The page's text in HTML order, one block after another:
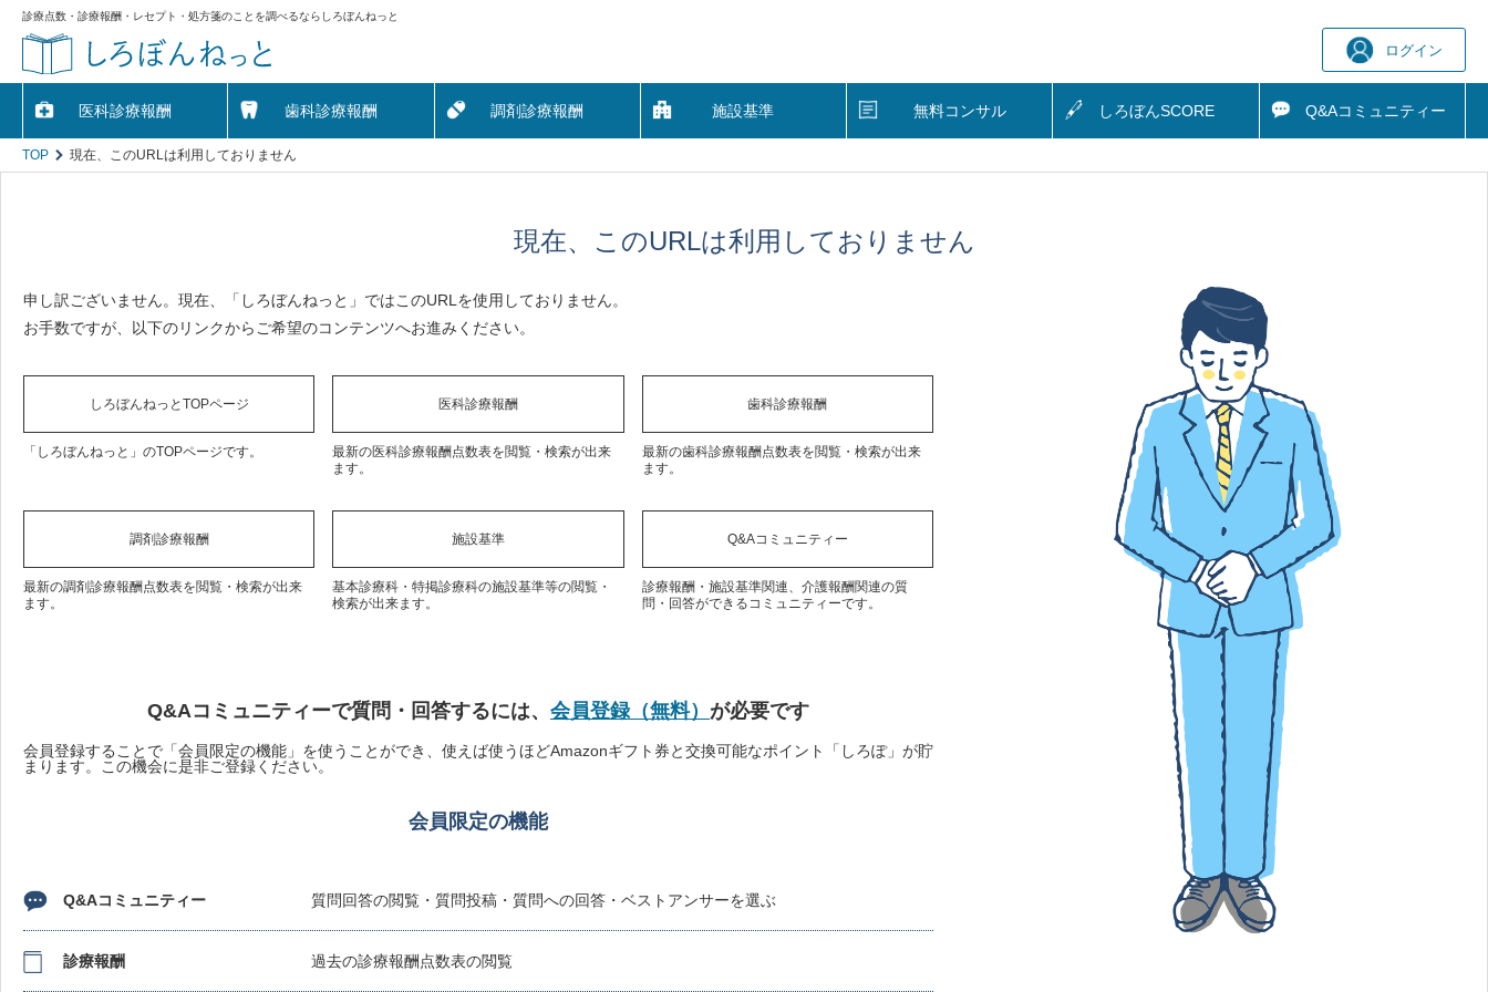
診療点数・診療報酬・レセプト・処方箋のことを調べるならしろぼんねっと
ログイン
医科診療報酬 歯科診療報酬 調剤診療報酬 施設基準 無料コンサル しろぼんSCORE Q&Aコミュニティー
TOP 現在、このURLは利用しておりません
現在、このURLは利用しておりません
申し訳ございません。現在、「しろぼんねっと」ではこのURLを使用しておりません。
お手数ですが、以下のリンクからご希望のコンテンツへお進みください。
しろぼんねっとTOPページ
「しろぼんねっと」のTOPページです。
医科診療報酬
最新の医科診療報酬点数表を閲覧・検索が出来
ます。
歯科診療報酬
最新の歯科診療報酬点数表を閲覧・検索が出来
ます。
調剤診療報酬
最新の調剤診療報酬点数表を閲覧・検索が出来
ます。
施設基準
基本診療科・特掲診療科の施設基準等の閲覧・
検索が出来ます。
Q&Aコミュニティー
診療報酬・施設基準関連、介護報酬関連の質
問・回答ができるコミュニティーです。
Q&Aコミュニティーで質問・回答するには、 会員登録（無料） が必要です
会員登録することで「会員限定の機能」を使うことができ、使えば使うほどAmazonギフト券と交換可能なポイント「しろぽ」が貯
まります。この機会に是非ご登録ください。
会員限定の機能
Q&Aコミュニティー 質問回答の閲覧・質問投稿・質問への回答・ベストアンサーを選ぶ
診療報酬 過去の診療報酬点数表の閲覧